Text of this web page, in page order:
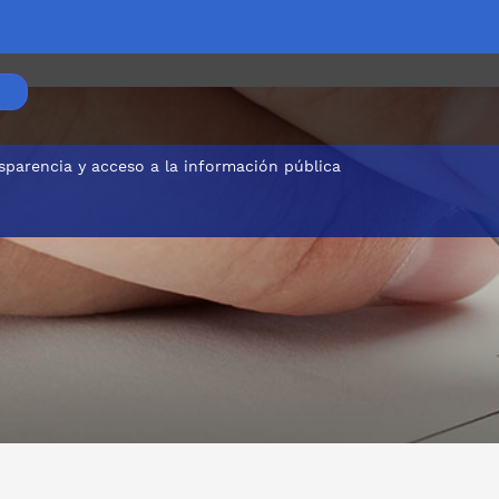
y acceso a la información pública